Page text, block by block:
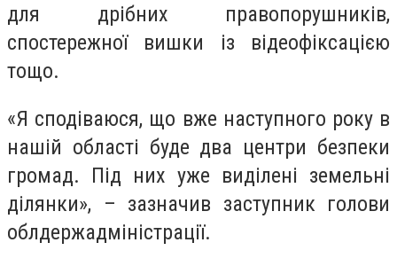
для дрібних правопорушників,
спостережної вишки із відеофіксацією
тощо.
«Я сподіваюся, що вже наступного року в
нашій області буде два центри безпеки
громад. Під них уже виділені земельні
ділянки», – зазначив заступник голови
облдержадміністрації.